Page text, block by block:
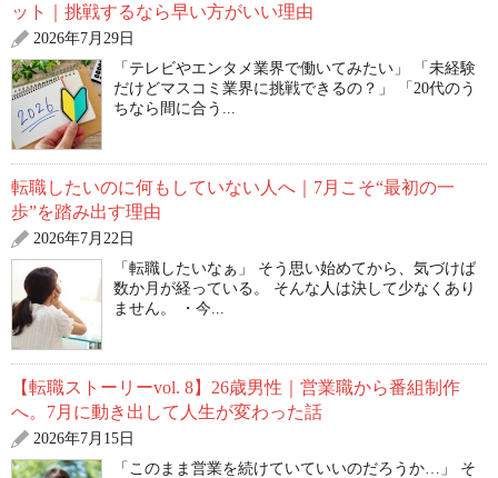
ット｜挑戦するなら早い方がいい理由
2026年7月29日
「テレビやエンタメ業界で働いてみたい」 「未経験
だけどマスコミ業界に挑戦できるの？」 「20代のう
ちなら間に合う...
転職したいのに何もしていない人へ｜7月こそ“最初の一
歩”を踏み出す理由
2026年7月22日
「転職したいなぁ」 そう思い始めてから、気づけば
数か月が経っている。 そんな人は決して少なくあり
ません。 ・今...
【転職ストーリーvol. 8】26歳男性｜営業職から番組制作
へ。7月に動き出して人生が変わった話
2026年7月15日
「このまま営業を続けていていいのだろうか…」 そ